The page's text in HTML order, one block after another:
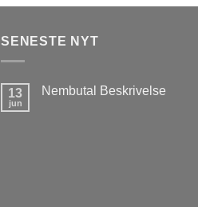
til
SENESTE NYT
13
jun
Nembutal Beskrivelse